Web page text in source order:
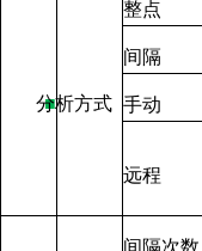
■
分析方式
整点
间隔
手动
远程
间隔次数